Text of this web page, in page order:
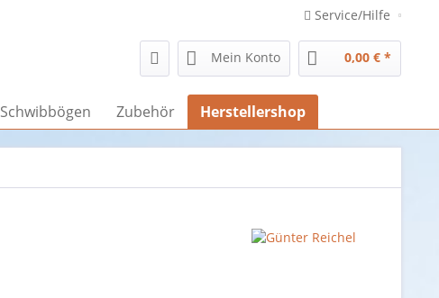
Service/Hilfe
Mein Konto 0,00 € *
Schwibbögen Zubehör Herstellershop